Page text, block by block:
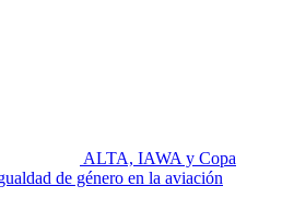
ALTA, IAWA y Copa
de género en la aviación